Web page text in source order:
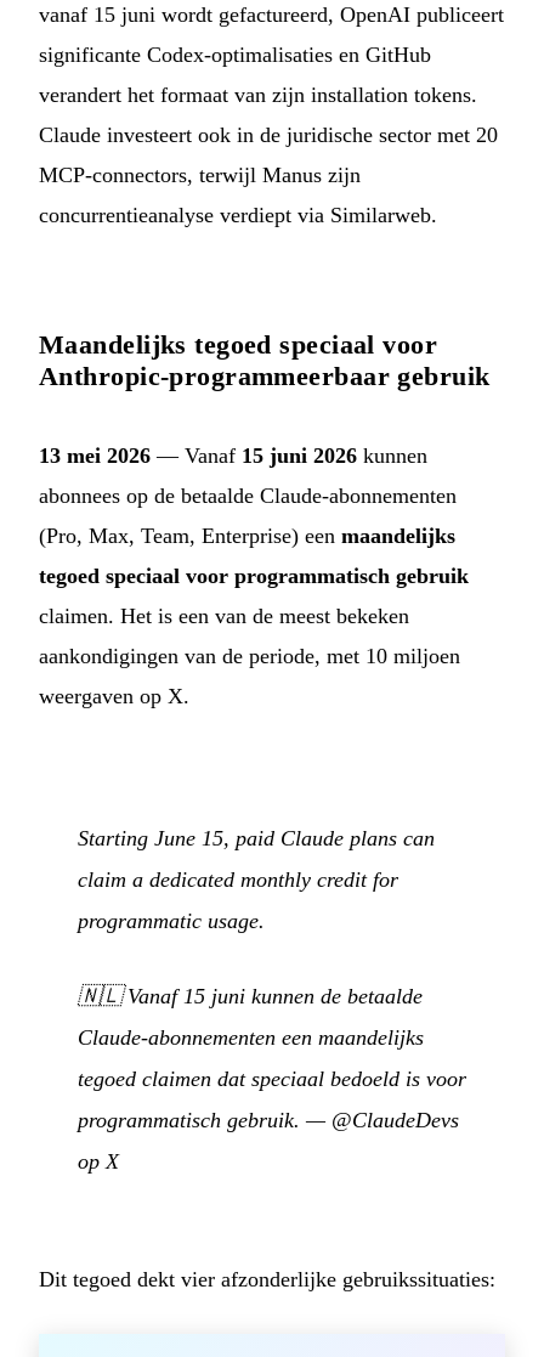
vanaf 15 juni wordt gefactureerd, OpenAI publiceert
significante Codex-optimalisaties en GitHub
verandert het formaat van zijn installation tokens.
Claude investeert ook in de juridische sector met 20
MCP-connectors, terwijl Manus zijn
concurrentieanalyse verdiept via Similarweb.
Maandelijks tegoed speciaal voor
Anthropic-programmeerbaar gebruik
13 mei 2026 — Vanaf 15 juni 2026 kunnen
abonnees op de betaalde Claude-abonnementen
(Pro, Max, Team, Enterprise) een maandelijks
tegoed speciaal voor programmatisch gebruik
claimen. Het is een van de meest bekeken
aankondigingen van de periode, met 10 miljoen
weergaven op X.
Starting June 15, paid Claude plans can
claim a dedicated monthly credit for
programmatic usage.
🇳🇱Vanaf 15 juni kunnen de betaalde
Claude-abonnementen een maandelijks
tegoed claimen dat speciaal bedoeld is voor
programmatisch gebruik. — @ClaudeDevs
op X
Dit tegoed dekt vier afzonderlijke gebruikssituaties: